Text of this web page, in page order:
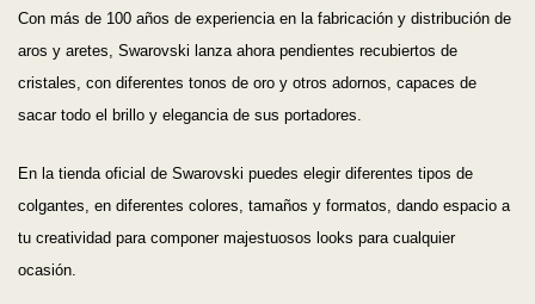
Con más de 100 años de experiencia en la fabricación y distribución de
aros y aretes, Swarovski lanza ahora pendientes recubiertos de
cristales, con diferentes tonos de oro y otros adornos, capaces de
sacar todo el brillo y elegancia de sus portadores.
En la tienda oficial de Swarovski puedes elegir diferentes tipos de
colgantes, en diferentes colores, tamaños y formatos, dando espacio a
tu creatividad para componer majestuosos looks para cualquier
ocasión.